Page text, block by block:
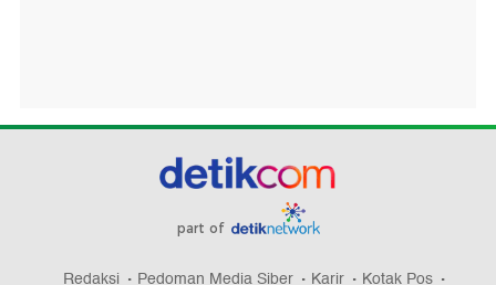
part of
Redaksi Pedoman Media Siber Karir Kotak Pos